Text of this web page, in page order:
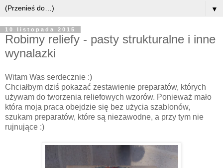
▼
10 listopada 2015
Robimy reliefy - pasty strukturalne i inne
wynalazki
Witam Was serdecznie :)
Chciałbym dziś pokazać zestawienie preparatów, których
używam do tworzenia reliefowych wzorów. Ponieważ mało
która moja praca obejdzie się bez użycia szablonów,
szukam preparatów, które są niezawodne, a przy tym nie
rujnujące :)